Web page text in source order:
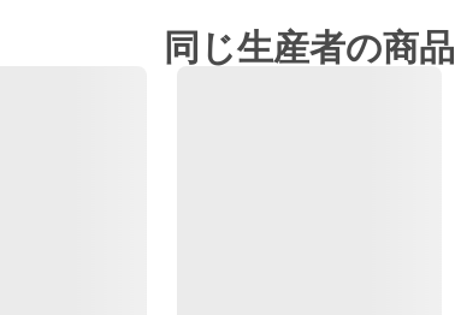
同じ生産者の商品